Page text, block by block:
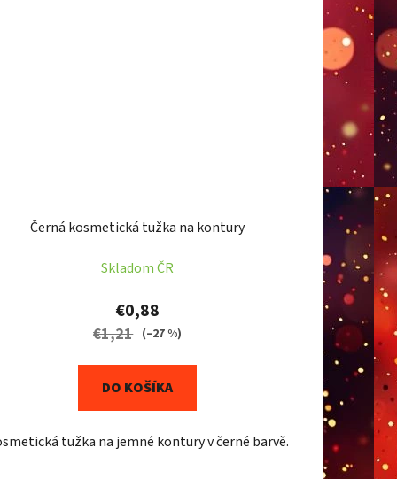
Černá kosmetická tužka na kontury
Skladom ČR
€0,88
€1,21 (–27 %)
DO KOŠÍKA
tužka na jemné kontury v černé barvě.